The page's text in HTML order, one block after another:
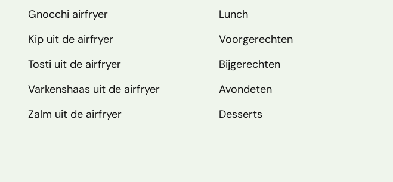
Gnocchi airfryer
Kip uit de airfryer
Tosti uit de airfryer
Varkenshaas uit de airfryer
Zalm uit de airfryer
Lunch
Voorgerechten
Bijgerechten
Avondeten
Desserts